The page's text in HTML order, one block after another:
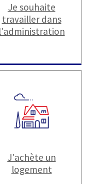
Je souhaite
travailler dans
l'administration
J'achète un
logement